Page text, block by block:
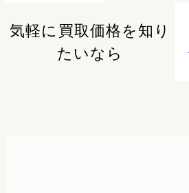
気軽に買取価格を知り
たいなら